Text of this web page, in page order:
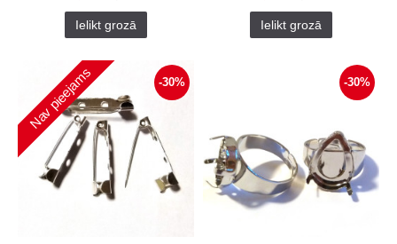
Ielikt grozā Ielikt grozā
-30%
Nav pieejams -30%